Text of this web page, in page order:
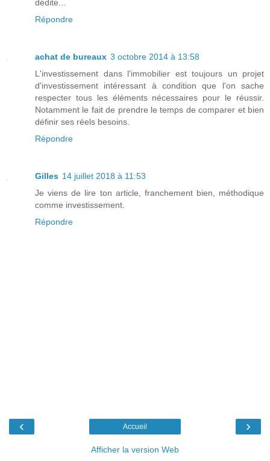
dédite...
Répondre
achat de bureaux 3 octobre 2014 à 13:58
L'investissement dans l'immobilier est toujours un projet
d'investissement intéressant à condition que l'on sache
respecter tous les éléments nécessaires pour le réussir.
Notamment le fait de prendre le temps de comparer et bien
définir ses réels besoins.
Répondre
Gilles 14 juillet 2018 à 11:53
Je viens de lire ton article, franchement bien, méthodique
comme investissement.
Répondre
‹ ›
Accueil
Afficher la version Web